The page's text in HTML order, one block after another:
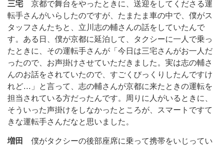
三宅 京都で舞台をやったときに、送迎をしてくださる運
転手さんがいらしたのですが、たまたま車の中で、僕がス
タッフさんたちと、立川志の輔さんの話をしていたんで
す。ある日、僕が京都に延泊して、タクシーに一人で乗っ
たときに、その運転手さんが「今日は三宅さんがお一人だ
ったので、お声掛けさせていただきました。実は志の輔さ
んのお話をされていたので、すごくびっくりしたんですけ
れど…」と言って、志の輔さんが京都に来たときの運転を
担当されている方だったんです。周りに人がいるときに、
そういった声掛けをしなかったところが、スマートですて
きな運転手さんだなと思いました。
増田
僕がタクシーの後部座席に乗って携帯をいじってい